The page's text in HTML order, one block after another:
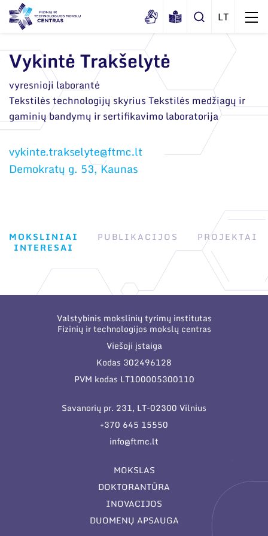
Apie mus
Dokumentai
Sertifikatai ir akreditavimo pažymėjimai
Viešieji pirkimai
Korupcijos prevencija
Nuorodos
Narystė nacionalinėse ir tarptautinėse
organizacijose bei asociacijose
Struktūra
Administraciniai skyriai
Moksliniai skyriai
Mokslininkai emeritai
Renginiai
Darbuotojų kontaktai
Vykintė Trakšelytė
vyresnioji laborantė
Tekstilės technologijų skyrius Tekstilės medžiagų ir
gaminių bandymų ir sertifikavimo laboratorija
Demokratų g. 53, Kaunas
MOKSLINIAI
INTERESAI
PUBLIKACIJOS PROJEKTAI
Valstybinis mokslinių tyrimų institutas
Fizinių ir technologijos mokslų centras
Viešoji įstaiga
Kodas 302496128
PVM kodas LT100005300110
Savanorių pr. 231, LT-02300 Vilnius
+370 645 15550
info@ftmc.lt
MOKSLAS
DOKTORANTŪRA
INOVACIJOS
DUOMENŲ APSAUGA